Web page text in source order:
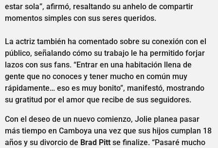
estar sola”, afirmó, resaltando su anhelo de compartir
momentos simples con sus seres queridos.
La actriz también ha comentado sobre su conexión con el
público, señalando cómo su trabajo le ha permitido forjar
lazos con sus fans. “Entrar en una habitación llena de
gente que no conoces y tener mucho en común muy
rápidamente… eso es muy bonito”, manifestó, mostrando
su gratitud por el amor que recibe de sus seguidores.
Con el deseo de un nuevo comienzo, Jolie planea pasar
más tiempo en Camboya una vez que sus hijos cumplan 18
años y su divorcio de Brad Pitt se finalize. “Pasaré mucho